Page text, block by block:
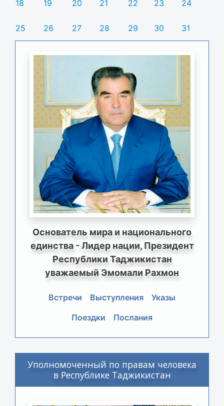
18 19 20 21 22 23 24
25 26 27 28 29 30 31
Основатель мира и национального
единства - Лидер нации, Президент
Республики Таджикистан
уважаемый Эмомали Рахмон
Встречи Выступления
Указы
Поездки
Послания
Уполномоченный по правам человека
в Республике Таджикистан